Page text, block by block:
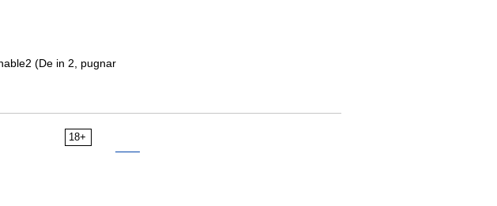
(De in 2, pugnar
18+